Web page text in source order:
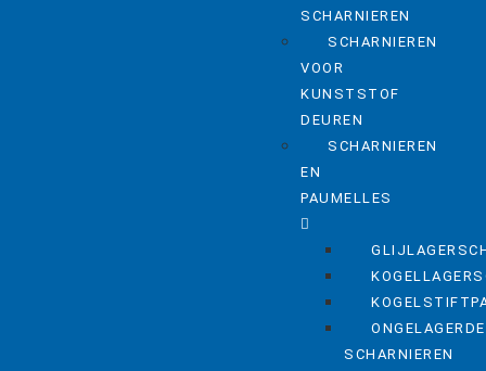
SCHARNIEREN
SCHARNIEREN
VOOR
KUNSTSTOF
DEUREN
SCHARNIEREN
EN
PAUMELLES
ONGELAGERDE
SCHARNIEREN